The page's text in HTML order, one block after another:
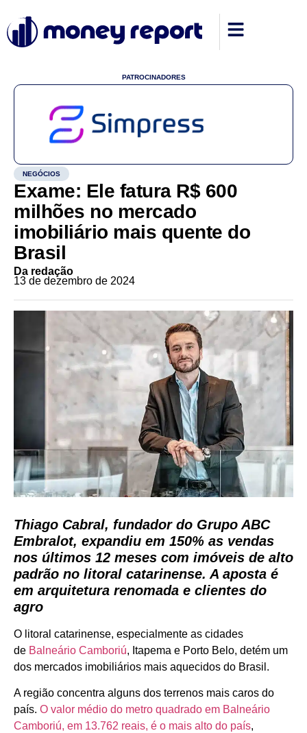
PATROCINADORES
NEGÓCIOS
Exame: Ele fatura R$ 600
milhões no mercado
imobiliário mais quente do
Brasil
Da redação
13 de dezembro de 2024
Thiago Cabral, fundador do Grupo ABC
Embralot, expandiu em 150% as vendas
nos últimos 12 meses com imóveis de alto
padrão no litoral catarinense. A aposta é
em arquitetura renomada e clientes do
agro
O litoral catarinense, especialmente as cidades
de Balneário Camboriú, Itapema e Porto Belo, detém um
dos mercados imobiliários mais aquecidos do Brasil.
A região concentra alguns dos terrenos mais caros do
país. O valor médio do metro quadrado em Balneário
Camboriú, em 13.762 reais, é o mais alto do país,